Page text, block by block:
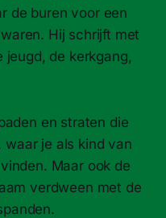
de buren voor een
Hij schrijft met
jeugd, de kerkgang,
en straten die
waar je als kind van
Maar ook de
verdween met de